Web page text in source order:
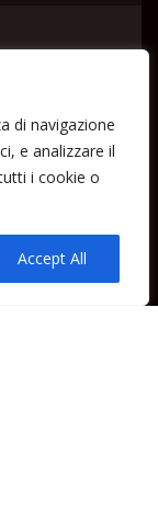
di navigazione
e analizzare il
i cookie o
Accept All